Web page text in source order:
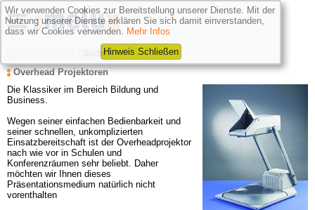
Overhead Projektoren
Die Klassiker im Bereich Bildung und
Business.
Wegen seiner einfachen Bedienbarkeit und
seiner schnellen, unkomplizierten
Einsatzbereitschaft ist der Overheadprojektor
nach wie vor in Schulen und
Konferenzräumen sehr beliebt. Daher
möchten wir Ihnen dieses
Präsentationsmedium natürlich nicht
vorenthalten
Wir verwenden Cookies zur Bereitstellung unserer Dienste. Mit der
Nutzung unserer Dienste erklären Sie sich damit einverstanden,
dass wir Cookies verwenden. Mehr Infos
Hinweis Schließen